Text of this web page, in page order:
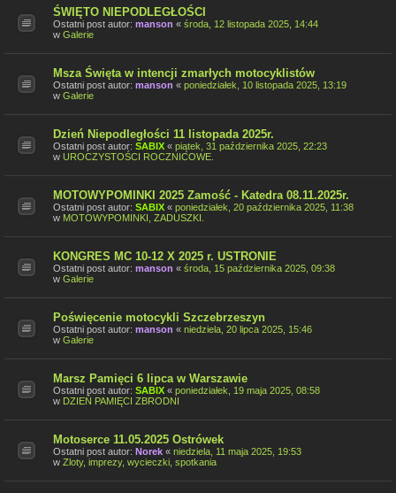
ŚWIĘTO NIEPODLEGŁOŚCI
Ostatni post autor: manson « środa, 12 listopada 2025, 14:44
w Galerie
Msza Święta w intencji zmarłych motocyklistów
Ostatni post autor: manson « poniedziałek, 10 listopada 2025, 13:19
w Galerie
Dzień Niepodległości 11 listopada 2025r.
Ostatni post autor: SABIX « piątek, 31 października 2025, 22:23
w UROCZYSTOŚCI ROCZNICOWE.
MOTOWYPOMINKI 2025 Zamość - Katedra 08.11.2025r.
Ostatni post autor: SABIX « poniedziałek, 20 października 2025, 11:38
w MOTOWYPOMINKI, ZADUSZKI.
KONGRES MC 10-12 X 2025 r. USTRONIE
Ostatni post autor: manson « środa, 15 października 2025, 09:38
w Galerie
Poświęcenie motocykli Szczebrzeszyn
Ostatni post autor: manson « niedziela, 20 lipca 2025, 15:46
w Galerie
Marsz Pamięci 6 lipca w Warszawie
Ostatni post autor: SABIX « poniedziałek, 19 maja 2025, 08:58
w DZIEŃ PAMIĘCI ZBRODNI
Motoserce 11.05.2025 Ostrówek
Ostatni post autor: Norek « niedziela, 11 maja 2025, 19:53
w Zloty, imprezy, wycieczki, spotkania